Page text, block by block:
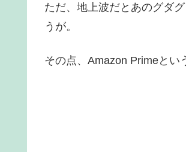
ただ、地上波だとあのグダ
うが。
その点、Amazon Primeとい